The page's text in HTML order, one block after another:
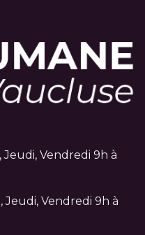
Vendredi 9h à
Jeudi, Vendredi 9h à